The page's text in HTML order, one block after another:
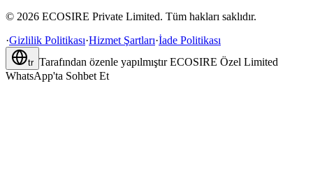
© 2026 ECOSIRE Private Limited. Tüm hakları saklıdır.
·Gizlilik Politikası·Hizmet Şartları·İade Politikası
tr Tarafından özenle yapılmıştır ECOSIRE Özel Limited
WhatsApp'ta Sohbet Et